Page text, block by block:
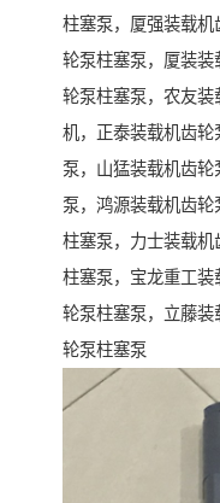
柱塞泵，厦强装载
轮泵柱塞泵，厦装
轮泵柱塞泵，农友
机，正泰装载机齿
泵，山猛装载机齿
泵，鸿源装载机齿
柱塞泵，力士装载机
柱塞泵，宝龙重工
轮泵柱塞泵，立藤
轮泵柱塞泵